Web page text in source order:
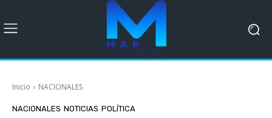
Inicio NACIONALES
NACIONALES NOTICIAS POLÍTICA